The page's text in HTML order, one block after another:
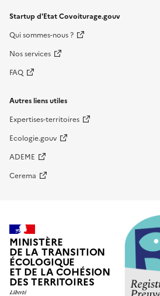
Startup d'Etat Covoiturage.gouv
Qui sommes-nous ?
Nos services
FAQ
Autres liens utiles
Expertises-territoires
Ecologie.gouv
ADEME
Cerema
MINISTÈRE
DE LA TRANSITION
ÉCOLOGIQUE
ET DE LA COHÉSION
DES TERRITOIRES